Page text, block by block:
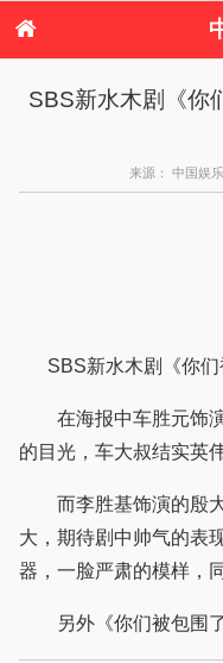
港台娱乐
日本
港台明星八卦
日本韩
SBS新水木剧《你
来源： 中国娱
SBS新水木剧《你们
在海报中车胜元饰
的目光，车大叔结实英
而李胜基饰演的殷
大，期待剧中帅气的表
器，一脸严肃的模样，
另外《你们被包围